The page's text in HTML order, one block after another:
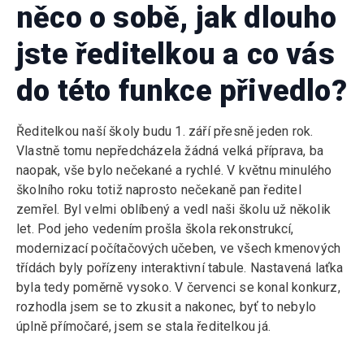
něco o sobě, jak dlouho
jste ředitelkou a co vás
do této funkce přivedlo?
Ředitelkou naší školy budu 1. září přesně jeden rok.
Vlastně tomu nepředcházela žádná velká příprava, ba
naopak, vše bylo nečekané a rychlé. V květnu minulého
školního roku totiž naprosto nečekaně pan ředitel
zemřel. Byl velmi oblíbený a vedl naši školu už několik
let. Pod jeho vedením prošla škola rekonstrukcí,
modernizací počítačových učeben, ve všech kmenových
třídách byly pořízeny interaktivní tabule. Nastavená laťka
byla tedy poměrně vysoko. V červenci se konal konkurz,
rozhodla jsem se to zkusit a nakonec, byť to nebylo
úplně přímočaré, jsem se stala ředitelkou já.